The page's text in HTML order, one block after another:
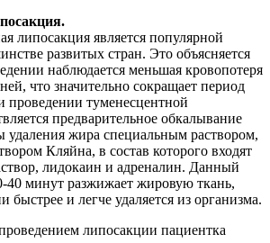
липосакция является популярной
развитых стран. Это объясняется
наблюдается меньшая кровопотеря
что значительно сокращает период
проведении туменесцентной
предварительное обкалывание
удаления жира специальным раствором,
Кляйна, в состав которого входят
лидокаин и адреналин. Данный
40 минут разжижает жировую ткань,
быстрее и легче удаляется из организма.
липосакции пациентка